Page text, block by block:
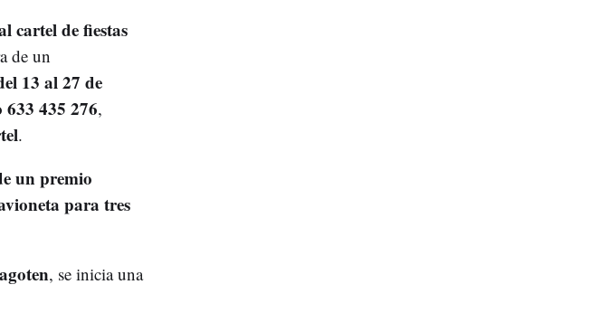
cartel de fiestas
de un
13 al 27 de
435 276,
.
un premio
para tres
, se inicia una